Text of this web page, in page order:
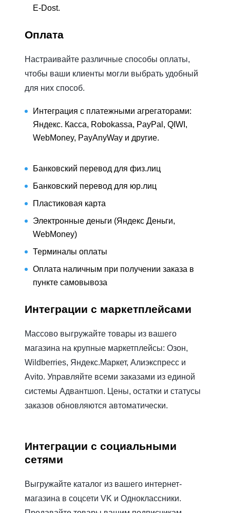
E-Dost.
Оплата
Настраивайте различные способы оплаты,
чтобы ваши клиенты могли выбрать удобный
для них способ.
Интеграция с платежными агрегаторами:
Яндекс. Касса, Robokassa, PayPal, QIWI,
WebMoney, PayAnyWay и другие.
Банковский перевод для физ.лиц
Банковский перевод для юр.лиц
Пластиковая карта
Электронные деньги (Яндекс Деньги,
WebMoney)
Терминалы оплаты
Оплата наличным при получении заказа в
пункте самовывоза
Интеграции с маркетплейсами
Массово выгружайте товары из вашего
магазина на крупные маркетплейсы: Озон,
Wildberries, Яндекс.Маркет, Алиэкспресс и
Avito. Управляйте всеми заказами из единой
системы Адвантшоп. Цены, остатки и статусы
заказов обновляются автоматически.
Интеграции с социальными
сетями
Выгружайте каталог из вашего интернет-
магазина в соцсети VK и Одноклассники.